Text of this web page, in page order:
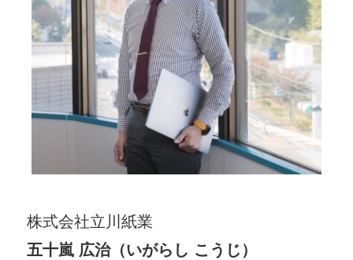
株式会社立川紙業
五十嵐 広治（いがらし こうじ）